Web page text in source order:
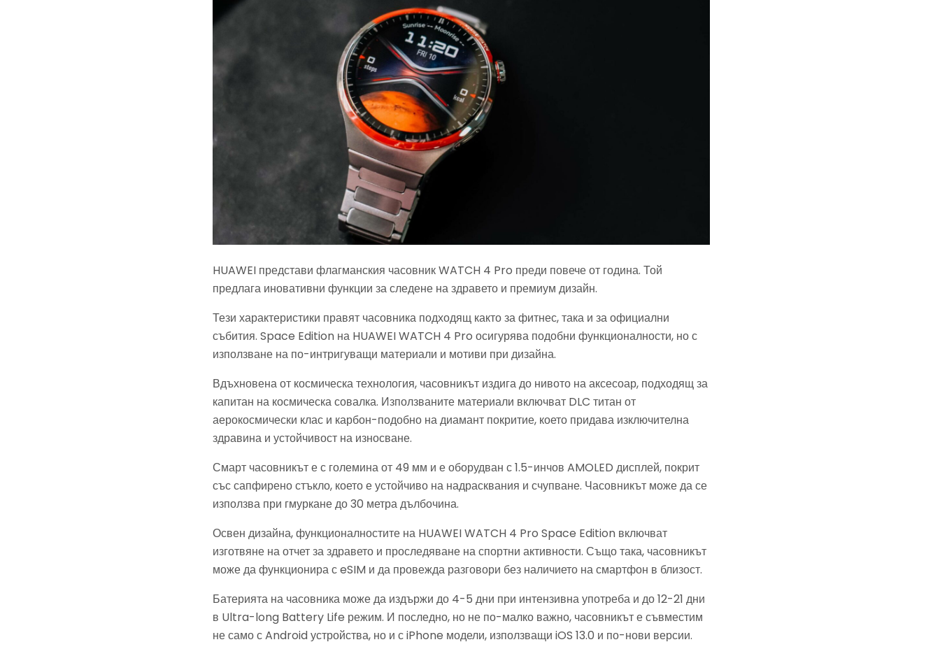
HUAWEI представи флагманския часовник WATCH 4 Pro преди повече от година. Той
предлага иновативни функции за следене на здравето и премиум дизайн.
Тези характеристики правят часовника подходящ както за фитнес, така и за официални
събития. Space Edition на HUAWEI WATCH 4 Pro осигурява подобни функционалности, но с
използване на по-интригуващи материали и мотиви при дизайна.
Вдъхновена от космическа технология, часовникът издига до нивото на аксесоар, подходящ за
капитан на космическа совалка. Използваните материали включват DLC титан от
аерокосмически клас и карбон-подобно на диамант покритие, което придава изключителна
здравина и устойчивост на износване.
Смарт часовникът е с големина от 49 мм и е оборудван с 1.5-инчов AMOLED дисплей, покрит
със сапфирено стъкло, което е устойчиво на надрасквания и счупване. Часовникът може да се
използва при гмуркане до 30 метра дълбочина.
Освен дизайна, функционалностите на HUAWEI WATCH 4 Pro Space Edition включват
изготвяне на отчет за здравето и проследяване на спортни активности. Също така, часовникът
може да функционира с eSIM и да провежда разговори без наличието на смартфон в близост.
Батерията на часовника може да издържи до 4-5 дни при интензивна употреба и до 12-21 дни
в Ultra-long Battery Life режим. И последно, но не по-малко важно, часовникът е съвместим
не само с Android устройства, но и с iPhone модели, използващи iOS 13.0 и по-нови версии.